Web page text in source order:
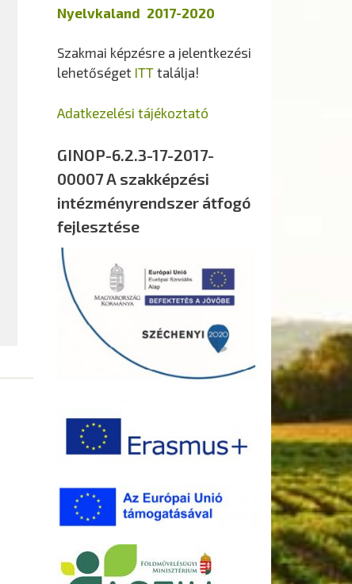
Nyelvkaland 2017-2020
Szakmai képzésre a jelentkezési
lehetőséget ITT találja!
Adatkezelési tájékoztató
GINOP-6.2.3-17-2017-
00007 A szakképzési
intézményrendszer átfogó
fejlesztése